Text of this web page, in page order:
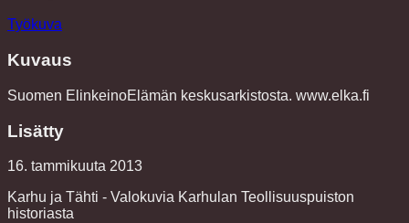
Työkuva
Kuvaus
Suomen ElinkeinoElämän keskusarkistosta. www.elka.fi
Lisätty
16. tammikuuta 2013
Karhu ja Tähti - Valokuvia Karhulan Teollisuuspuiston
historiasta